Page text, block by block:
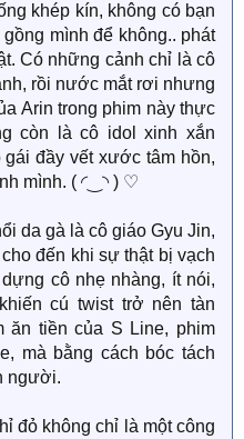
khép kín, không có bạn
mình để không.. phát
Có những cảnh chỉ là cô
rồi nước mắt rơi nhưng
Arin trong phim này thực
còn là cô idol xinh xắn
đầy vết xước tâm hồn,
mình. (⁠ ⁠◜⁠‿⁠◝⁠ ⁠) ⁠♡
da gà là cô giáo Gyu Jin,
đến khi sự thật bị vạch
cô nhẹ nhàng, ít nói,
cú twist trở nên tàn
ăn tiền của S Line, phim
mà bằng cách bóc tách
người.
đỏ không chỉ là một công